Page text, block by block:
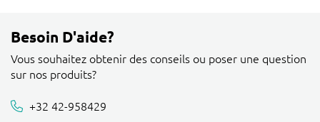
Besoin D'aide?
Vous souhaitez obtenir des conseils ou poser une question
sur nos produits?
+32 42-958429